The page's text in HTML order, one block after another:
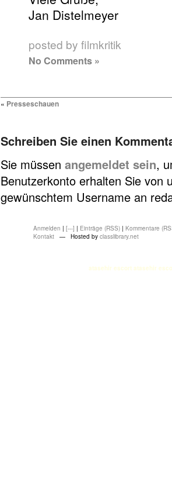
Jan Distelmeyer
posted by filmkritik
No Comments »
« Presseschauen
Schreiben Sie einen
Sie müssen angemeldet sein,
Benutzerkonto erhalten Sie von
gewünschtem Username an
Anmelden | [---] | Einträge (RSS) | Kommentare
Kontakt — Hosted by classlibrary.net
atasehir escort atasehir